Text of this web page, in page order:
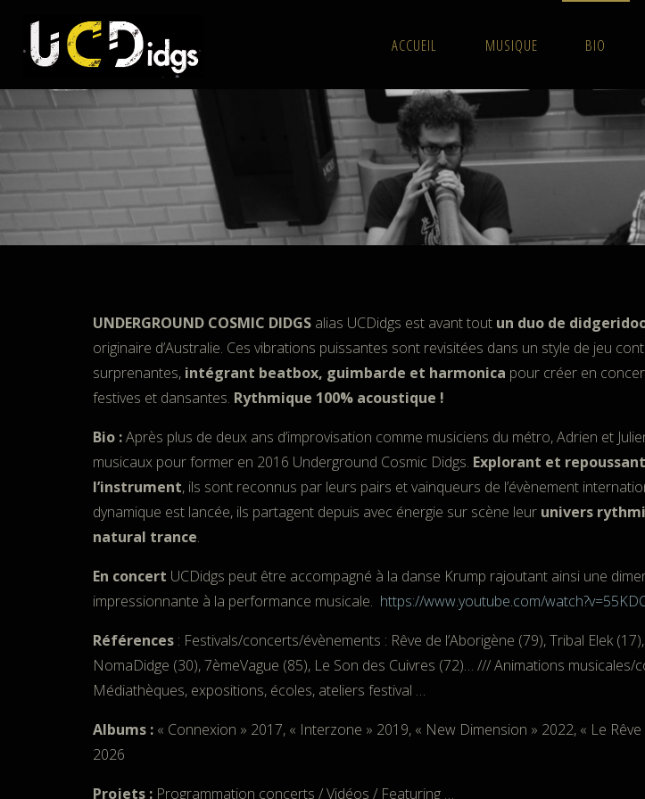
content
ACCUEIL MUSIQUE BIO
UNDERGROUND COSMIC DIDGSalias UCDidgs est avant tout un duo de
originaire d’Australie. Ces vibrations puissantes sont revisitées dans un style de jeu
surprenantes, intégrant beatbox, guimbarde et harmonica pour créer en
festives et dansantes. Rythmique 100% acoustique !
Bio :Après plus de deux ans d’improvisation comme musiciens du métro, Adrien et
musicaux pour former en 2016 Underground Cosmic Didgs. Explorant et
l’instrument, ils sont reconnus par leurs pairs et vainqueurs de l’évènement
dynamique est lancée, ils partagent depuis avec énergie sur scène leurunivers
natural trance.
En concert UCDidgs peut être accompagné à la danse Krump rajoutant ainsi une
impressionnante à la performance musicale. https://www.youtube.com/
Références: Festivals/concerts/évènements : Rêve de l’Aborigène (79), Tribal Elek
NomaDidge (30), 7èmeVague (85), Le Son des Cuivres (72)… /// Animations musicales/
Médiathèques, expositions, écoles, ateliers festival …
Albums :« Connexion » 2017, « Interzone » 2019, « New Dimension » 2022, « Le
2026
Projets :Programmation concerts / Vidéos / Featuring …